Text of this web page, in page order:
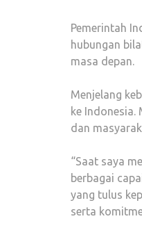
Pemerintah
hubungan
masa depan.
Menjelang
ke Indonesia.
dan
“Saat saya
berbagai
yang tulus
serta